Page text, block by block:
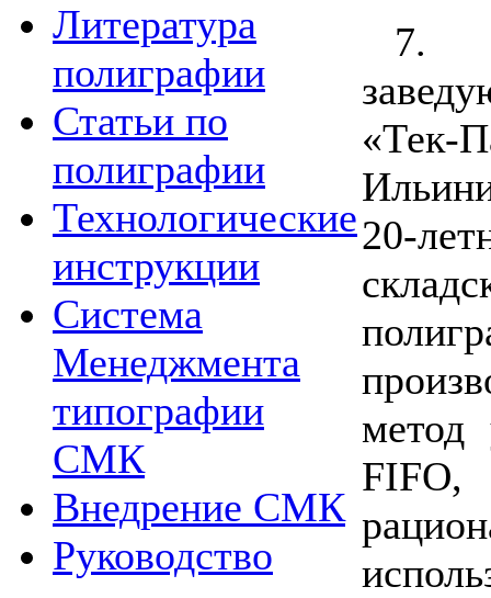
Литература
полиграфии
Статьи по
полиграфии
Технологические
инструкции
Система
Менеджмента
типографии
СМК
Внедрение СМК
Руководство
7.
«Тек-
20-
метод